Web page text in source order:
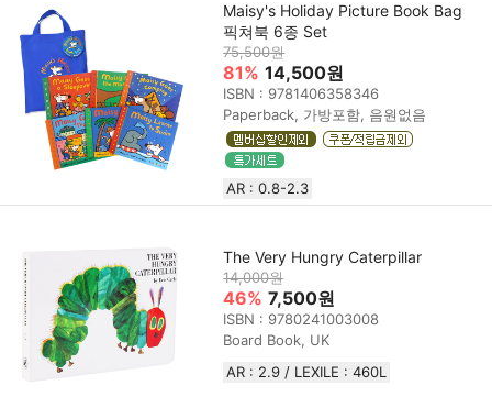
Maisy's Holiday Picture Book Bag
픽쳐북 6종 Set
75,500원
81% 14,500원
ISBN : 9781406358346
Paperback, 가방포함, 음원없음
AR : 0.8-2.3
The Very Hungry Caterpillar
14,000원
46% 7,500원
ISBN : 9780241003008
Board Book, UK
AR : 2.9 / LEXILE : 460L